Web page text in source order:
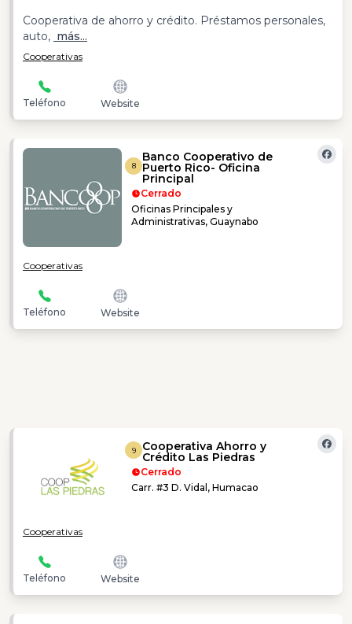
Cooperativa de ahorro y crédito. Préstamos personales,
auto, más...
Cooperativas
Teléfono Website
8
Banco Cooperativo de
Puerto Rico- Oficina
Principal
Cerrado
Oficinas Principales y
Administrativas, Guaynabo
Cooperativas
Teléfono Website
9 Cooperativa Ahorro y
Crédito Las Piedras
Cerrado
Carr. #3 D. Vidal, Humacao
Cooperativas
Teléfono Website